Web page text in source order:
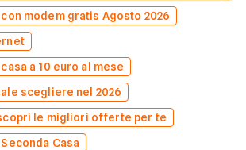
modem gratis Agosto 2026
a 10 euro al mese
scegliere nel 2026
le migliori offerte per te
Casa